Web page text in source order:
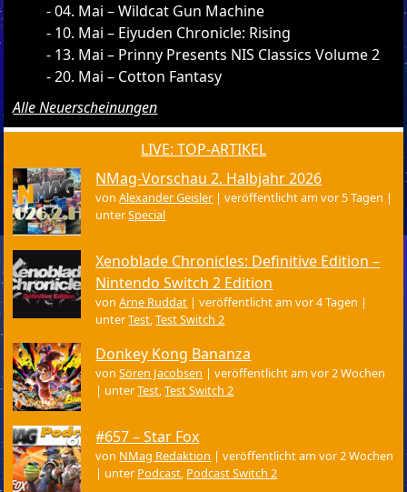
04. Mai – Wildcat Gun Machine
10. Mai – Eiyuden Chronicle: Rising
13. Mai – Prinny Presents NIS Classics Volume 2
20. Mai – Cotton Fantasy
Alle Neuerscheinungen
LIVE: TOP-ARTIKEL
NMag-Vorschau 2. Halbjahr 2026
vonAlexander Geisler |veröffentlicht am vor 5 Tagen |
unterSpecial
Xenoblade Chronicles: Definitive Edition –
Nintendo Switch 2 Edition
vonArne Ruddat |veröffentlicht am vor 4 Tagen |
unterTest,Test Switch 2
Donkey Kong Bananza
vonSören Jacobsen |veröffentlicht am vor 2 Wochen
| unterTest,Test Switch 2
#657 – Star Fox
von NMag Redaktion |veröffentlicht am vor 2 Wochen
| unter Podcast, Podcast Switch 2